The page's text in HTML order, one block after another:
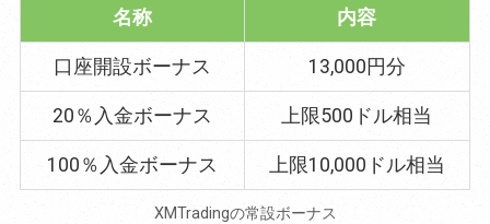
名称 内容
口座開設ボーナス 13,000円分
20％入金ボーナス 上限500ドル相当
100％入金ボーナス 上限10,000ドル相当
XMTradingの常設ボーナス